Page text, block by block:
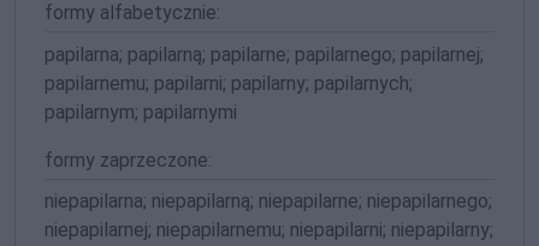
formy alfabetycznie:
papilarna; papilarną; papilarne; papilarnego; papilarnej;
papilarnemu; papilarni; papilarny; papilarnych;
papilarnym; papilarnymi
formy zaprzeczone:
niepapilarna; niepapilarną; niepapilarne; niepapilarnego;
niepapilarnej; niepapilarnemu; niepapilarni; niepapilarny;